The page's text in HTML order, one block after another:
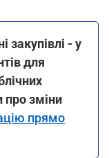
закупівлі - у
для
про зміни
прямо